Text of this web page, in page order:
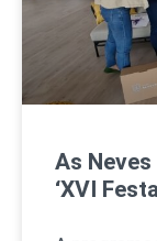
As
‘XVI